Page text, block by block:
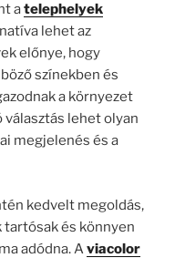
atelephelyek
lehet az
előnye, hogy
színekben és
a környezet
választás lehet olyan
megjelenés és a
kedvelt megoldás,
és könnyen
adódna. Aviacolor